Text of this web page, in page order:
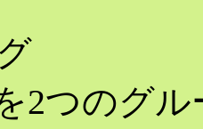
2つのグル